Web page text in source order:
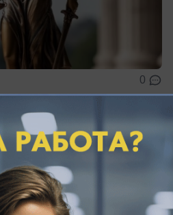
0
предпочитают
Узнали об этом ко
самыми популярными в